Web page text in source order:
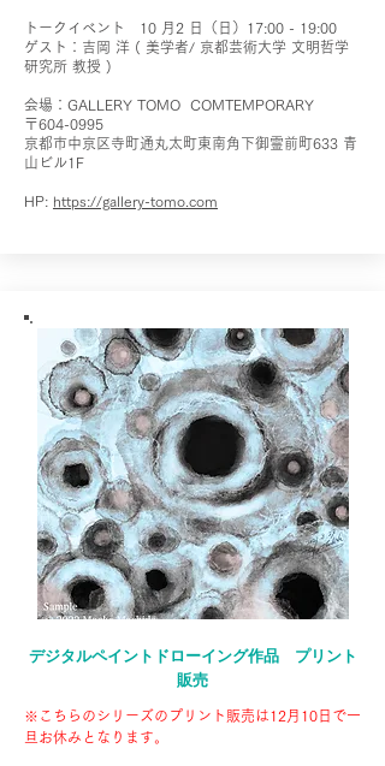
トークイベント 10 月2 日（日）17:00 - 19:00
ゲスト：吉岡 洋 ( 美学者/ 京都芸術大学 文明哲学
研究所 教授 )
会場：GALLERY TOMO COMTEMPORARY
〒604-0995
京都市中京区寺町通丸太町東南角下御霊前町633 青
山ビル1F
HP: https://gallery-tomo.com
デジタルペイントドローイング作品 プリント
販売
※こちらのシリーズのプリント販売は12月10日で一
旦お休みとなります。